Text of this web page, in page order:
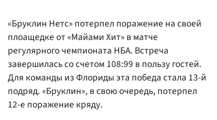
«Бруклин Нетс» потерпел поражение на своей
плоащедке от «Майами Хит» в матче
регулярного чемпионата НБА. Встреча
завершилась со счетом 108:99 в пользу гостей.
Для команды из Флориды эта победа стала 13-й
подряд. «Бруклин», в свою очередь, потерпел
12-е поражение кряду.